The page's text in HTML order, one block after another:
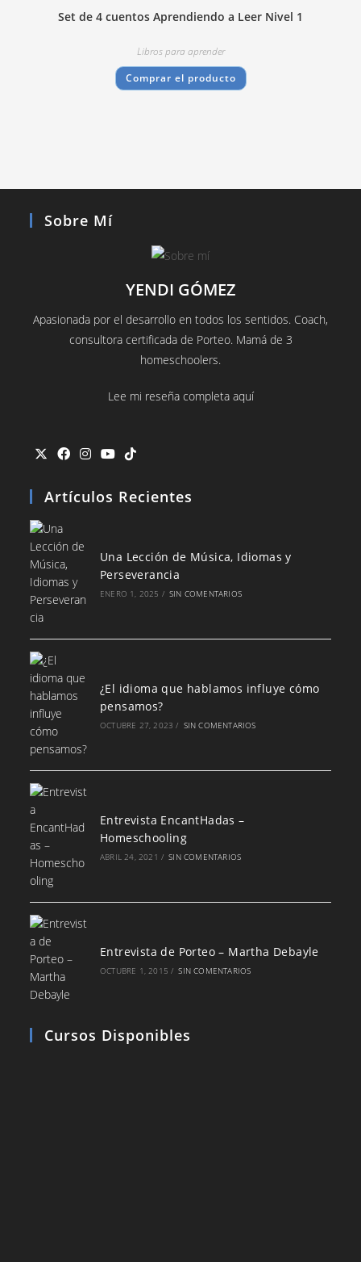
Set de 4 cuentos Aprendiendo a Leer Nivel 1
Libros para aprender
Comprar el producto
Sobre Mí
YENDI GÓMEZ
Apasionada por el desarrollo en todos los sentidos. Coach,
consultora certificada de Porteo. Mamá de 3
homeschoolers.
Lee mi reseña completa aquí
Artículos Recientes
Una Lección de Música, Idiomas y
Perseverancia
ENERO 1, 2025 / SIN COMENTARIOS
¿El idioma que hablamos influye cómo
pensamos?
OCTUBRE 27, 2023 / SIN COMENTARIOS
Entrevista EncantHadas –
Homeschooling
ABRIL 24, 2021 / SIN COMENTARIOS
Entrevista de Porteo – Martha Debayle
OCTUBRE 1, 2015 / SIN COMENTARIOS
Cursos Disponibles